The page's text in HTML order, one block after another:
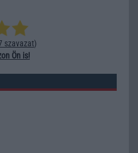
szavazat)
Ön is!